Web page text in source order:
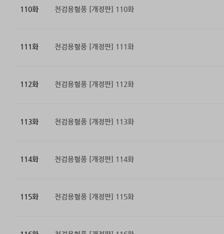
110화 천검용혈풍 [개정판] 110화
111화 천검용혈풍 [개정판] 111화
112화 천검용혈풍 [개정판] 112화
113화 천검용혈풍 [개정판] 113화
114화 천검용혈풍 [개정판] 114화
115화 천검용혈풍 [개정판] 115화